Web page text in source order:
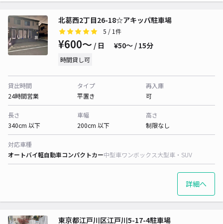
北葛西2丁目26-18☆アキッパ駐車場
5 / 1件
¥600〜 / 日 ¥50〜 / 15分
時間貸し可
貸出時間
24時間営業
タイプ
平置き
再入庫
可
長さ
340cm 以下
車幅
200cm 以下
高さ
制限なし
対応車種
オートバイ軽自動車コンパクトカー中型車ワンボックス大型車・SUV
詳細へ
東京都江戸川区江戸川5-17-4駐車場